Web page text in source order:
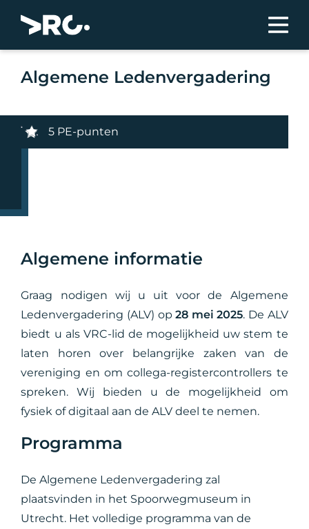
Algemene Ledenvergadering
5 PE-punten
Algemene informatie
Graag nodigen wij u uit voor de Algemene
Ledenvergadering (ALV) op28 mei 2025. De ALV
biedt u als VRC-lid de mogelijkheid uw stem te
laten horen over belangrijke zaken van de
vereniging en om collega-registercontrollers te
spreken. Wij bieden u de mogelijkheid om
fysiek of digitaal aan de ALV deel te nemen.
Programma
De Algemene Ledenvergadering zal
plaatsvinden in het Spoorwegmuseum in
Utrecht. Het volledige programma van de